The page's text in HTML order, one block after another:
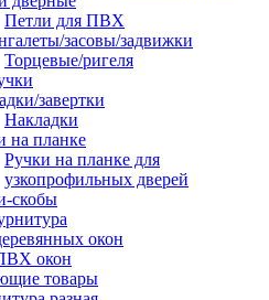
Петли для ПВХ
засовы/задвижки
Торцевые/ригеля
завертки
Накладки
на планке
Ручки на планке для
узкопрофильных дверей
скобы
окон
окон
товары